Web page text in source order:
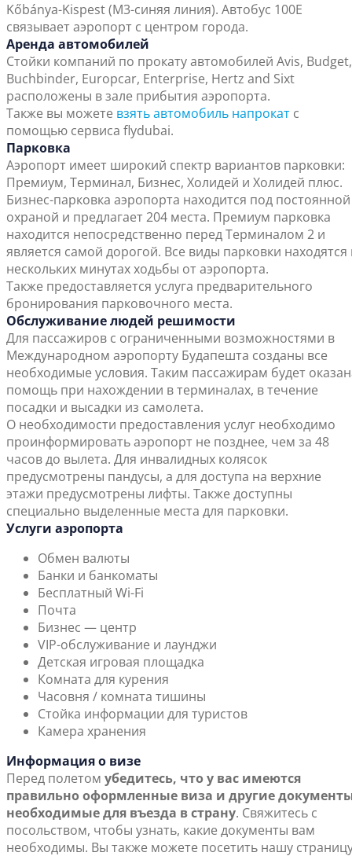
Kőbánya-Kispest (M3-синяя линия). Автобус 100E
связывает аэропорт с центром города.
Аренда автомобилей
Стойки компаний по прокату автомобилей Avis, Budget,
Buchbinder, Europcar, Enterprise, Hertz and Sixt
расположены в зале прибытия аэропорта.
Также вы можете взять автомобиль напрокат с
помощью сервиса flydubai.
Парковка
Аэропорт имеет широкий спектр вариантов парковки:
Премиум, Терминал, Бизнес, Холидей и Холидей плюс.
Бизнес-парковка аэропорта находится под постоянной
охраной и предлагает 204 места. Премиум парковка
находится непосредственно перед Терминалом 2 и
является самой дорогой. Все виды парковки находятся
нескольких минутах ходьбы от аэропорта.
Также предоставляется услуга предварительного
бронирования парковочного места.
Обслуживание людей решимости
Для пассажиров с ограниченными возможностями в
Международном аэропорту Будапешта созданы все
необходимые условия. Таким пассажирам будет
помощь при нахождении в терминалах, в течение
посадки и высадки из самолета.
О необходимости предоставления услуг необходимо
проинформировать аэропорт не позднее, чем за 48
часов до вылета. Для инвалидных колясок
предусмотрены пандусы, а для доступа на верхние
этажи предусмотрены лифты. Также доступны
специально выделенные места для парковки.
Услуги аэропорта
Обмен валюты
Банки и банкоматы
Бесплатный Wi-Fi
Почта
Бизнес — центр
VIP-обслуживание и лаунджи
Детская игровая площадка
Комната для курения
Часовня / комната тишины
Стойка информации для туристов
Камера хранения
Информация о визе
Перед полетом убедитесь, что у вас имеются
правильно оформленные виза и другие
необходимые для въезда в страну. Свяжитесь с
посольством, чтобы узнать, какие документы вам
необходимы. Вы также можете посетить нашу